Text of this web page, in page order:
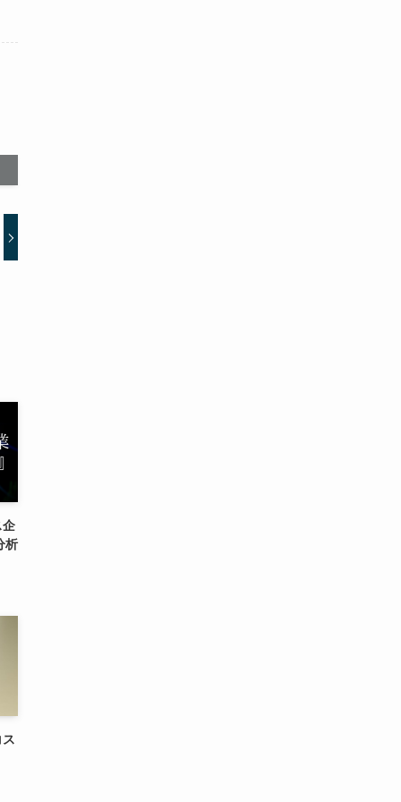
企
析